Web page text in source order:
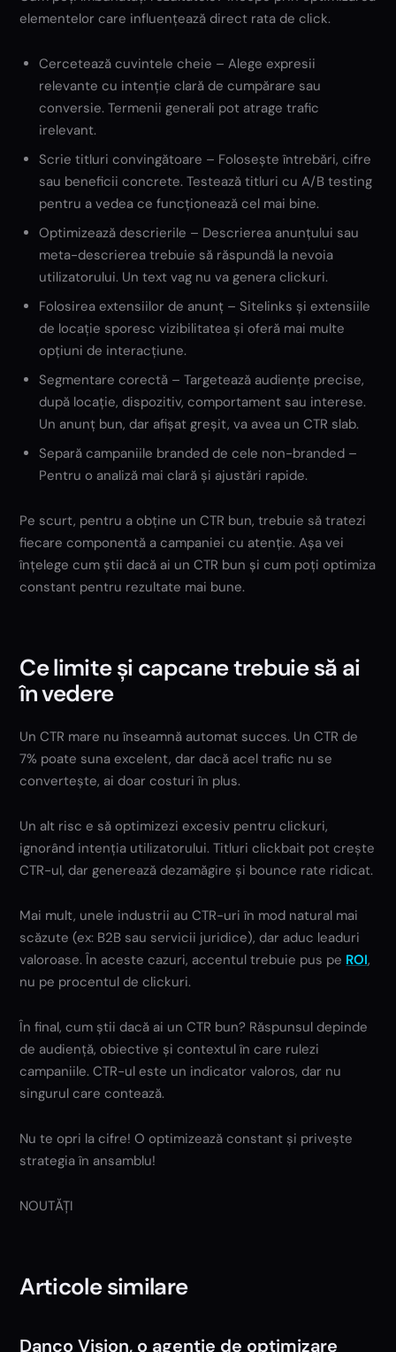
elementelor care influențează direct rata de click.
Cercetează cuvintele cheie – Alege expresii
relevante cu intenție clară de cumpărare sau
conversie. Termenii generali pot atrage trafic
irelevant.
Scrie titluri convingătoare – Folosește întrebări, cifre
sau beneficii concrete. Testează titluri cu A/B testing
pentru a vedea ce funcționează cel mai bine.
Optimizează descrierile – Descrierea anunțului sau
meta-descrierea trebuie să răspundă la nevoia
utilizatorului. Un text vag nu va genera clickuri.
Folosirea extensiilor de anunț – Sitelinks și extensiile
de locație sporesc vizibilitatea și oferă mai multe
opțiuni de interacțiune.
Segmentare corectă – Targetează audiențe precise,
după locație, dispozitiv, comportament sau interese.
Un anunț bun, dar afișat greșit, va avea un CTR slab.
Separă campaniile branded de cele non-branded –
Pentru o analiză mai clară și ajustări rapide.
Pe scurt, pentru a obține un CTR bun, trebuie să tratezi
fiecare componentă a campaniei cu atenție. Așa vei
înțelege cum știi dacă ai un CTR bun și cum poți optimiza
constant pentru rezultate mai bune.
Ce limite și capcane trebuie să ai
în vedere
Un CTR mare nu înseamnă automat succes. Un CTR de
7% poate suna excelent, dar dacă acel trafic nu se
convertește, ai doar costuri în plus.
Un alt risc e să optimizezi excesiv pentru clickuri,
ignorând intenția utilizatorului. Titluri clickbait pot crește
CTR-ul, dar generează dezamăgire și bounce rate ridicat.
Mai mult, unele industrii au CTR-uri în mod natural mai
scăzute (ex: B2B sau servicii juridice), dar aduc leaduri
valoroase. În aceste cazuri, accentul trebuie pus pe ROI,
nu pe procentul de clickuri.
În final, cum știi dacă ai un CTR bun? Răspunsul depinde
de audiență, obiective și contextul în care rulezi
campaniile. CTR-ul este un indicator valoros, dar nu
singurul care contează.
Nu te opri la cifre! O optimizează constant și privește
strategia în ansamblu!
NOUTĂȚI
Articole similare
Danco Vision, o agenție de optimizare